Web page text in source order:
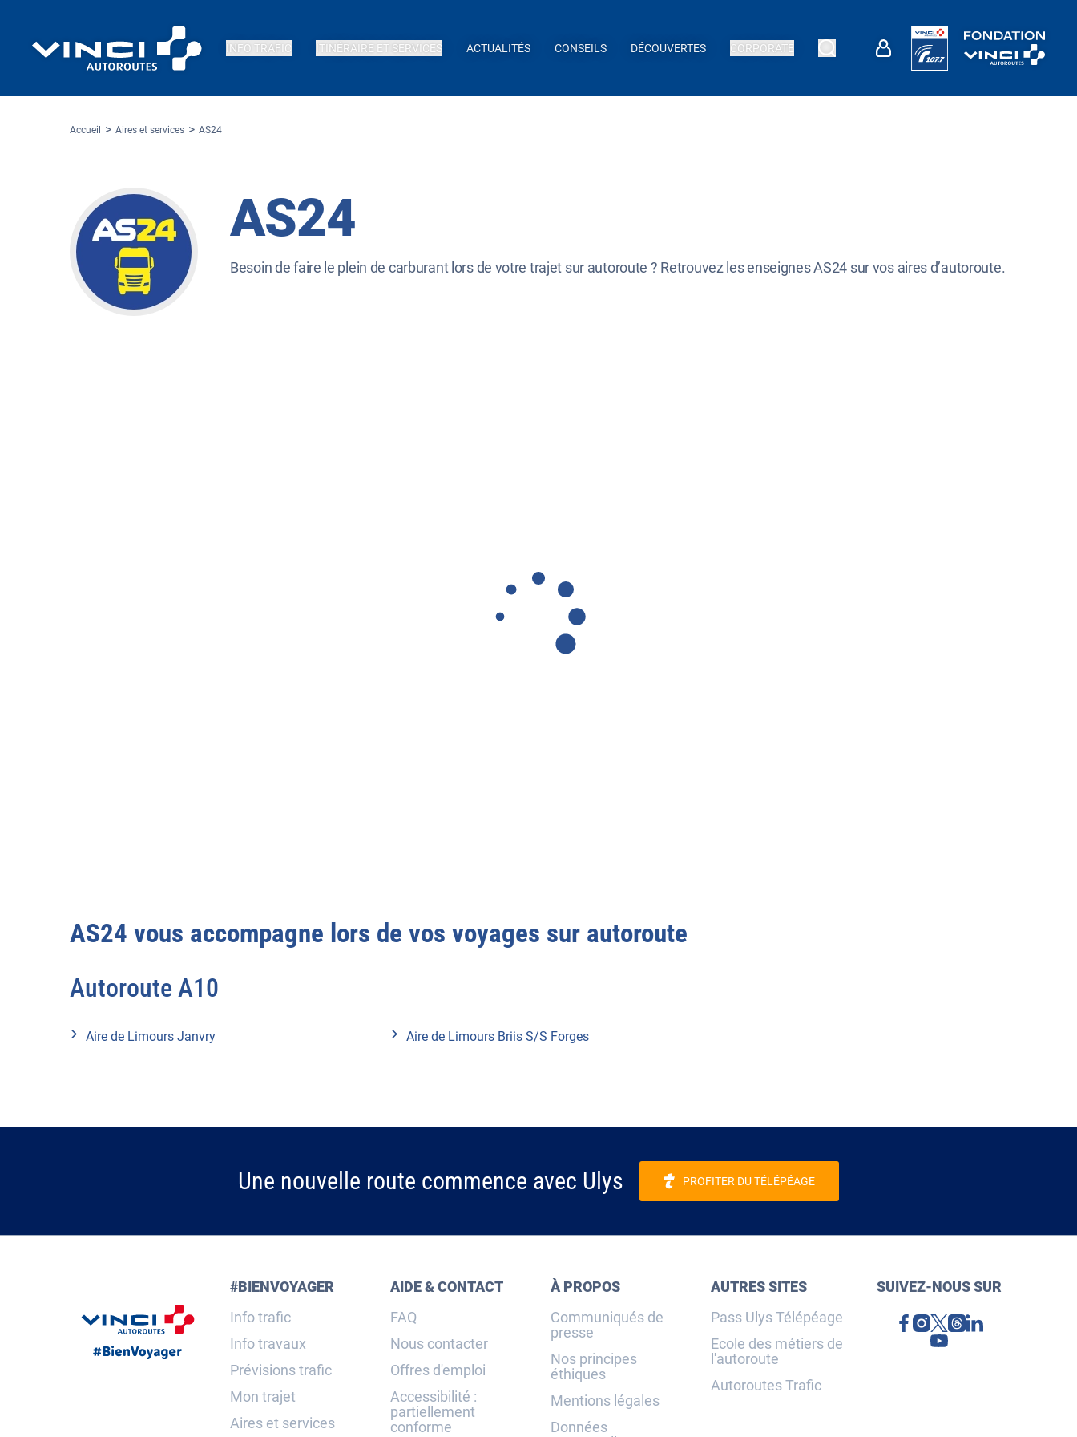
INFO TRAFIC ITINÉRAIRE ET SERVICES ACTUALITÉS CONSEILS DÉCOUVERTES CORPORATE
Accueil Aires et services AS24
AS24
Besoin de faire le plein de carburant lors de votre trajet sur autoroute ? Retrouvez les enseignes AS24 sur vos aires d’autoroute.
AS24 vous accompagne lors de vos voyages sur autoroute
Autoroute A10
Aire de Limours Janvry Aire de Limours Briis S/S Forges
Une nouvelle route commence avec Ulys PROFITER DU TÉLÉPÉAGE
#BIENVOYAGER
Info trafic
Info travaux
Prévisions trafic
Mon trajet
Aires et services
AIDE & CONTACT
FAQ
Nous contacter
Offres d'emploi
Accessibilité :
partiellement
conforme
À PROPOS
Communiqués de
presse
Nos principes
éthiques
Mentions légales
Données
AUTRES SITES
Pass Ulys Télépéage
Ecole des métiers de
l'autoroute
Autoroutes Trafic
SUIVEZ-NOUS SUR